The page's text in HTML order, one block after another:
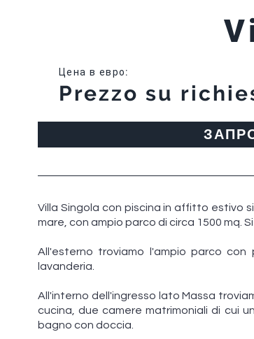
Цена в евро:
Prezzo su
Villa Singola con piscina in affitto estivo
mare, con ampio parco di circa 1500 mq.
All'esterno troviamo l'ampio parco
lavanderia.
All'interno dell'ingresso lato Massa
cucina, due camere matrimoniali di cui
bagno con doccia.